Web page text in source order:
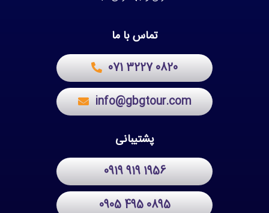
تماس با ما
071 3227 0820
info@gbgtour.com
پشتیبانی
0919 919 1956
0905 495 0895